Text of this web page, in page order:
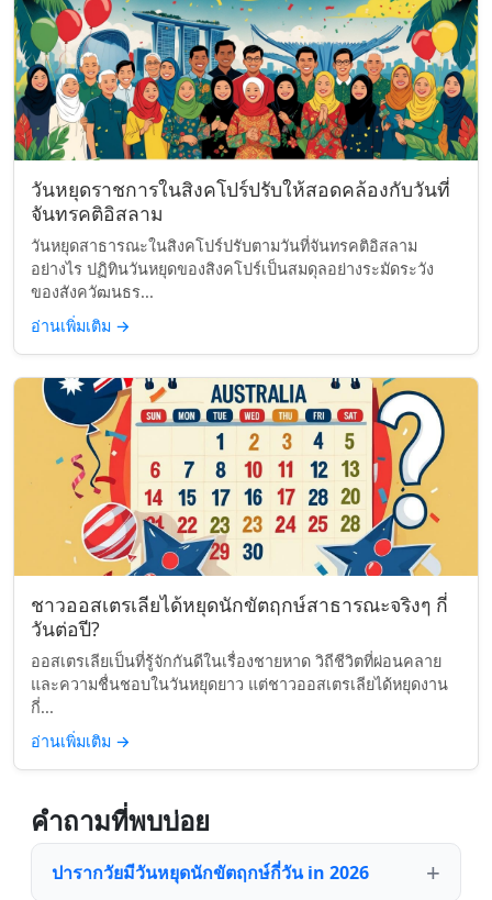
วันหยุดราชการในสิงคโปร์ปรับให้สอดคล้องกับวันที่
จันทรคติอิสลาม
วันหยุดสาธารณะในสิงคโปร์ปรับตามวันที่จันทรคติอิสลาม
อย่างไร ปฏิทินวันหยุดของสิงคโปร์เป็นสมดุลอย่างระมัดระวัง
ของสังควัฒนธร...
อ่านเพิ่มเติม →
ชาวออสเตรเลียได้หยุดนักขัตฤกษ์สาธารณะจริงๆ กี่
วันต่อปี?
ออสเตรเลียเป็นที่รู้จักกันดีในเรื่องชายหาด วิถีชีวิตที่ผ่อนคลาย
และความชื่นชอบในวันหยุดยาว แต่ชาวออสเตรเลียได้หยุดงาน
กี่...
อ่านเพิ่มเติม →
คำถามที่พบบ่อย
ปารากวัยมีวันหยุดนักขัตฤกษ์กี่วัน in 2026